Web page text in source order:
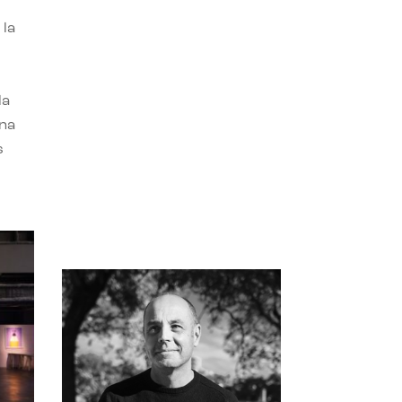
la